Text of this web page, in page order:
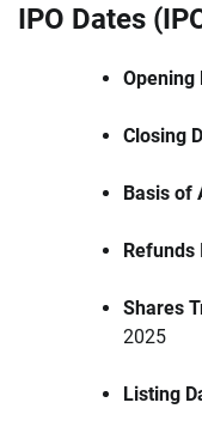
IPO Dates
Opening
Closing
Basis of
Shares
2025
Listing